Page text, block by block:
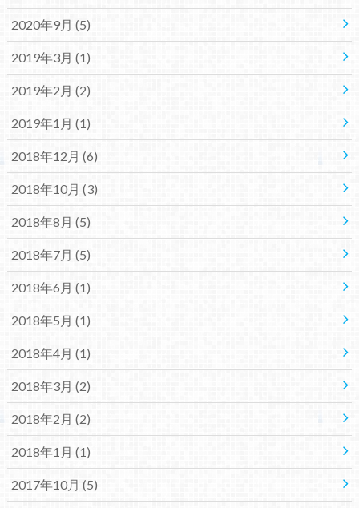
2020年9月 (5)
2019年3月 (1)
2019年2月 (2)
2019年1月 (1)
2018年12月 (6)
2018年10月 (3)
2018年8月 (5)
2018年7月 (5)
2018年6月 (1)
2018年5月 (1)
2018年4月 (1)
2018年3月 (2)
2018年2月 (2)
2018年1月 (1)
2017年10月 (5)